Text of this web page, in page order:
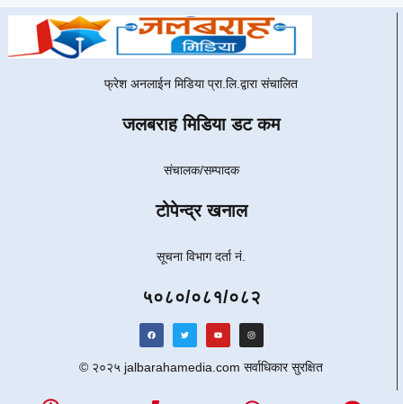
फ्रेश अनलाईन मिडिया प्रा.लि.द्वारा संचालित
जलबराह मिडिया डट कम
संचालक/सम्पादक
टोपेन्द्र खनाल
सूचना विभाग दर्ता नं.
५०८०/०८१/०८२
© २०२५ jalbarahamedia.com सर्वाधिकार सुरक्षित